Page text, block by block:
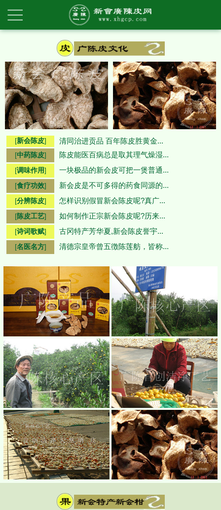
[新会陈皮] 清同治进贡品 百年陈皮胜黄金...
[中药陈皮] 陈皮能医百病总是取其理气燥湿...
[调味作用] 一块极品的新会皮可把一煲普通...
[食疗功效] 新会皮是不可多得的药食同源的...
[分辨陈皮] 怎样识别假冒新会陈皮呢?真广...
[陈皮工艺] 如何制作正宗新会陈皮呢?历来...
[诗词歌赋] 古冈特产芳华夏,新会陈皮誉宇...
[名医名方] 清德宗皇帝曾五徴陈莲舫，皆称...